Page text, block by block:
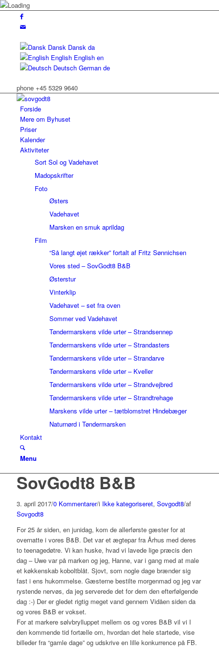
Dansk Dansk da
English English en
Deutsch German de
phone +45 5329 9640
Forside
Mere om Byhuset
Priser
Kalender
Aktiviteter
Sort Sol og Vadehavet
Madopskrifter
Foto
Østers
Vadehavet
Marsken en smuk aprildag
Film
“Så langt øjet rækker” fortalt af Fritz Sønnichsen
Vores sted – SovGodt8 B&B
Østerstur
Vinterklip
Vadehavet – set fra oven
Sommer ved Vadehavet
Tøndermarskens vilde urter – Strandsennep
Tøndermarskens vilde urter – Strandasters
Tøndermarskens vilde urter – Strandarve
Tøndermarskens vilde urter – Kveller
Tøndermarskens vilde urter – Strandvejbred
Tøndermarskens vilde urter – Strandtrehage
Marskens vilde urter – tætblomstret Hindebæger
Naturnørd i Tøndermarsken
Kontakt
Menu
SovGodt8 B&B
3. april 2017/0 Kommentarer/i Ikke kategoriseret, Sovgodt8/af
Sovgodt8
For 25 år siden, en junidag, kom de allerførste gæster for at
overnatte i vores B&B. Det var et ægtepar fra Århus med deres
to teenagedøtre. Vi kan huske, hvad vi lavede lige præcis den
dag – Uwe var på marken og jeg, Hanne, var i gang med at male
et køkkenskab koboltblåt. Sjovt, som nogle dage brænder sig
fast i ens hukommelse. Gæsterne bestilte morgenmad og jeg var
rystende nervøs, da jeg serverede det for dem den efterfølgende
dag :-) Der er gledet rigtig meget vand gennem Vidåen siden da
og vores B&B er vokset.
For at markere sølvbrylluppet mellem os og vores B&B vil vi I
den kommende tid fortælle om, hvordan det hele startede, vise
billeder fra “gamle dage” og udskrive en lille konkurrence på FB.